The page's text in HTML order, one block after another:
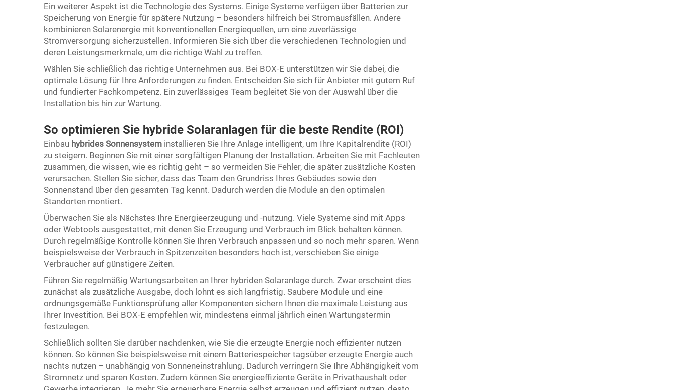
Ein weiterer Aspekt ist die Technologie des Systems. Einige Systeme verfügen über Batterien zur
Speicherung von Energie für spätere Nutzung – besonders hilfreich bei Stromausfällen. Andere
kombinieren Solarenergie mit konventionellen Energiequellen, um eine zuverlässige
Stromversorgung sicherzustellen. Informieren Sie sich über die verschiedenen Technologien und
deren Leistungsmerkmale, um die richtige Wahl zu treffen.
Wählen Sie schließlich das richtige Unternehmen aus. Bei BOX-E unterstützen wir Sie dabei, die
optimale Lösung für Ihre Anforderungen zu finden. Entscheiden Sie sich für Anbieter mit gutem Ruf
und fundierter Fachkompetenz. Ein zuverlässiges Team begleitet Sie von der Auswahl über die
Installation bis hin zur Wartung.
So optimieren Sie hybride Solaranlagen für die beste Rendite (ROI)
Einbau hybrides Sonnensystem installieren Sie Ihre Anlage intelligent, um Ihre Kapitalrendite (ROI)
zu steigern. Beginnen Sie mit einer sorgfältigen Planung der Installation. Arbeiten Sie mit Fachleuten
zusammen, die wissen, wie es richtig geht – so vermeiden Sie Fehler, die später zusätzliche Kosten
verursachen. Stellen Sie sicher, dass das Team den Grundriss Ihres Gebäudes sowie den
Sonnenstand über den gesamten Tag kennt. Dadurch werden die Module an den optimalen
Standorten montiert.
Überwachen Sie als Nächstes Ihre Energieerzeugung und -nutzung. Viele Systeme sind mit Apps
oder Webtools ausgestattet, mit denen Sie Erzeugung und Verbrauch im Blick behalten können.
Durch regelmäßige Kontrolle können Sie Ihren Verbrauch anpassen und so noch mehr sparen. Wenn
beispielsweise der Verbrauch in Spitzenzeiten besonders hoch ist, verschieben Sie einige
Verbraucher auf günstigere Zeiten.
Führen Sie regelmäßig Wartungsarbeiten an Ihrer hybriden Solaranlage durch. Zwar erscheint dies
zunächst als zusätzliche Ausgabe, doch lohnt es sich langfristig. Saubere Module und eine
ordnungsgemäße Funktionsprüfung aller Komponenten sichern Ihnen die maximale Leistung aus
Ihrer Investition. Bei BOX-E empfehlen wir, mindestens einmal jährlich einen Wartungstermin
festzulegen.
Schließlich sollten Sie darüber nachdenken, wie Sie die erzeugte Energie noch effizienter nutzen
können. So können Sie beispielsweise mit einem Batteriespeicher tagsüber erzeugte Energie auch
nachts nutzen – unabhängig von Sonneneinstrahlung. Dadurch verringern Sie Ihre Abhängigkeit vom
Stromnetz und sparen Kosten. Zudem können Sie energieeffiziente Geräte in Privathaushalt oder